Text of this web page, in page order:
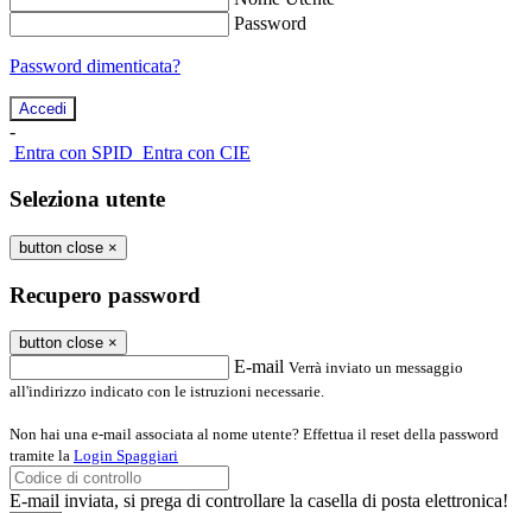
Password
Password dimenticata?
-
Entra con SPID Entra con CIE
Seleziona utente
button close ×
Recupero password
button close ×
E-mail Verrà inviato un messaggio
all'indirizzo indicato con le istruzioni necessarie.
Non hai una e-mail associata al nome utente? Effettua il reset della password
tramite la Login Spaggiari
E-mail inviata, si prega di controllare la casella di posta elettronica!